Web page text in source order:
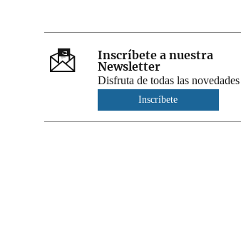
Inscríbete a nuestra
Newsletter
Disfruta de todas las novedades
Inscríbete